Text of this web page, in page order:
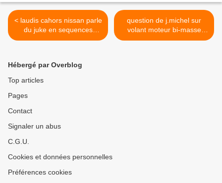
< laudis cahors nissan parle
du juke en sequences
vidéos
question de j.michel sur
volant moteur bi-masse
terrano 3.0 litres >
Hébergé par Overblog
Top articles
Pages
Contact
Signaler un abus
C.G.U.
Cookies et données personnelles
Préférences cookies